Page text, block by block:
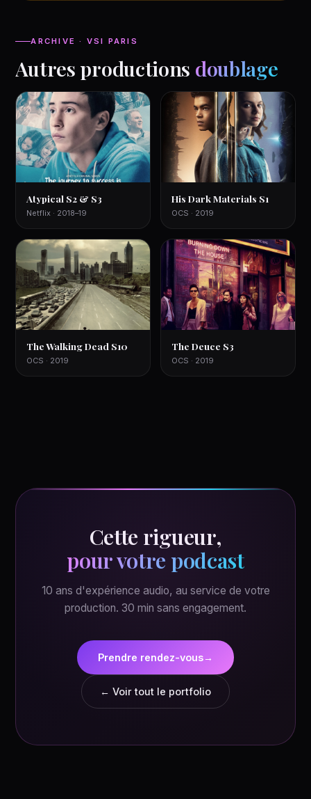
ARCHIVE · VSI PARIS
Autres productions doublage
Atypical S2 & S3
Netflix · 2018–19
His Dark Materials S1
OCS · 2019
The Walking Dead S10
OCS · 2019
The Deuce S3
OCS · 2019
Cette rigueur,
pour votre podcast
10 ans d'expérience audio, au service de votre
production. 30 min sans engagement.
Prendre rendez-vous→
← Voir tout le portfolio